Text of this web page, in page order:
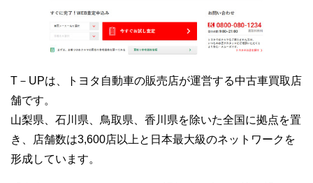
T－UPは、トヨタ自動車の販売店が運営する中古車買取店
舗です。
山梨県、石川県、鳥取県、香川県を除いた全国に拠点を置
き、店舗数は3,600店以上と日本最大級のネットワークを
形成しています。